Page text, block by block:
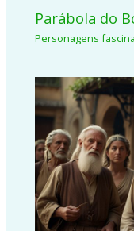
Parábola do
Personagens